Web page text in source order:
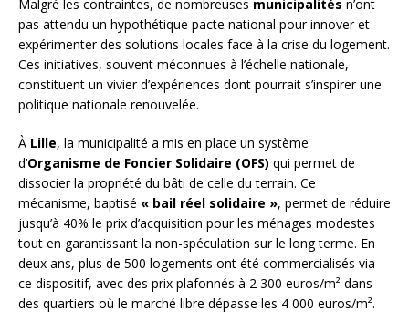
Malgré les contraintes, de nombreuses municipalités n’ont
pas attendu un hypothétique pacte national pour innover et
expérimenter des solutions locales face à la crise du logement.
Ces initiatives, souvent méconnues à l’échelle nationale,
constituent un vivier d’expériences dont pourrait s’inspirer une
politique nationale renouvelée.
À Lille, la municipalité a mis en place un système
d’Organisme de Foncier Solidaire (OFS) qui permet de
dissocier la propriété du bâti de celle du terrain. Ce
mécanisme, baptisé « bail réel solidaire », permet de réduire
jusqu’à 40% le prix d’acquisition pour les ménages modestes
tout en garantissant la non-spéculation sur le long terme. En
deux ans, plus de 500 logements ont été commercialisés via
ce dispositif, avec des prix plafonnés à 2 300 euros/m² dans
des quartiers où le marché libre dépasse les 4 000 euros/m².